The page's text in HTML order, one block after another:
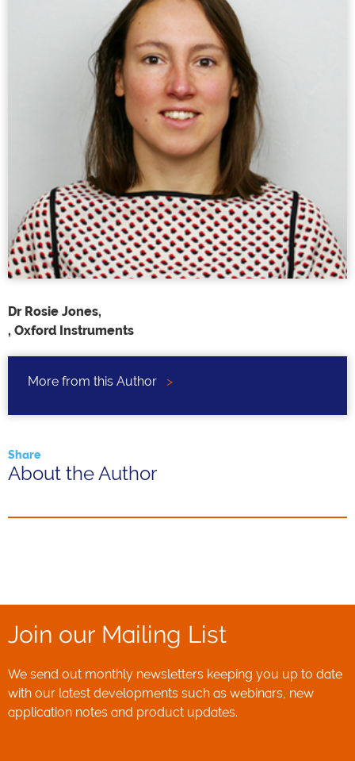
Dr Rosie Jones,
, Oxford Instruments
More from this Author >
Share
About the Author
Join our Mailing List
We send out monthly newsletters keeping you up to date
with our latest developments such as webinars, new
application notes and product updates.